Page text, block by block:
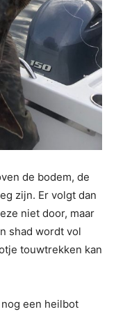
de bodem, de
zijn. Er volgt dan
niet door, maar
shad wordt vol
touwtrekken kan
een heilbot